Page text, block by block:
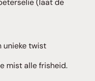
(laat de
unieke twist
mist alle frisheid.